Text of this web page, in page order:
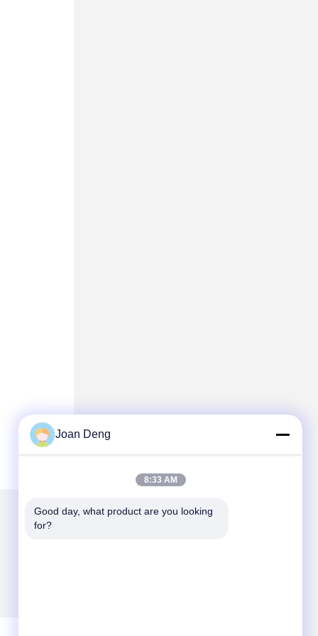
Joan Deng
8:33 AM
Good day, what product are you looking
for?